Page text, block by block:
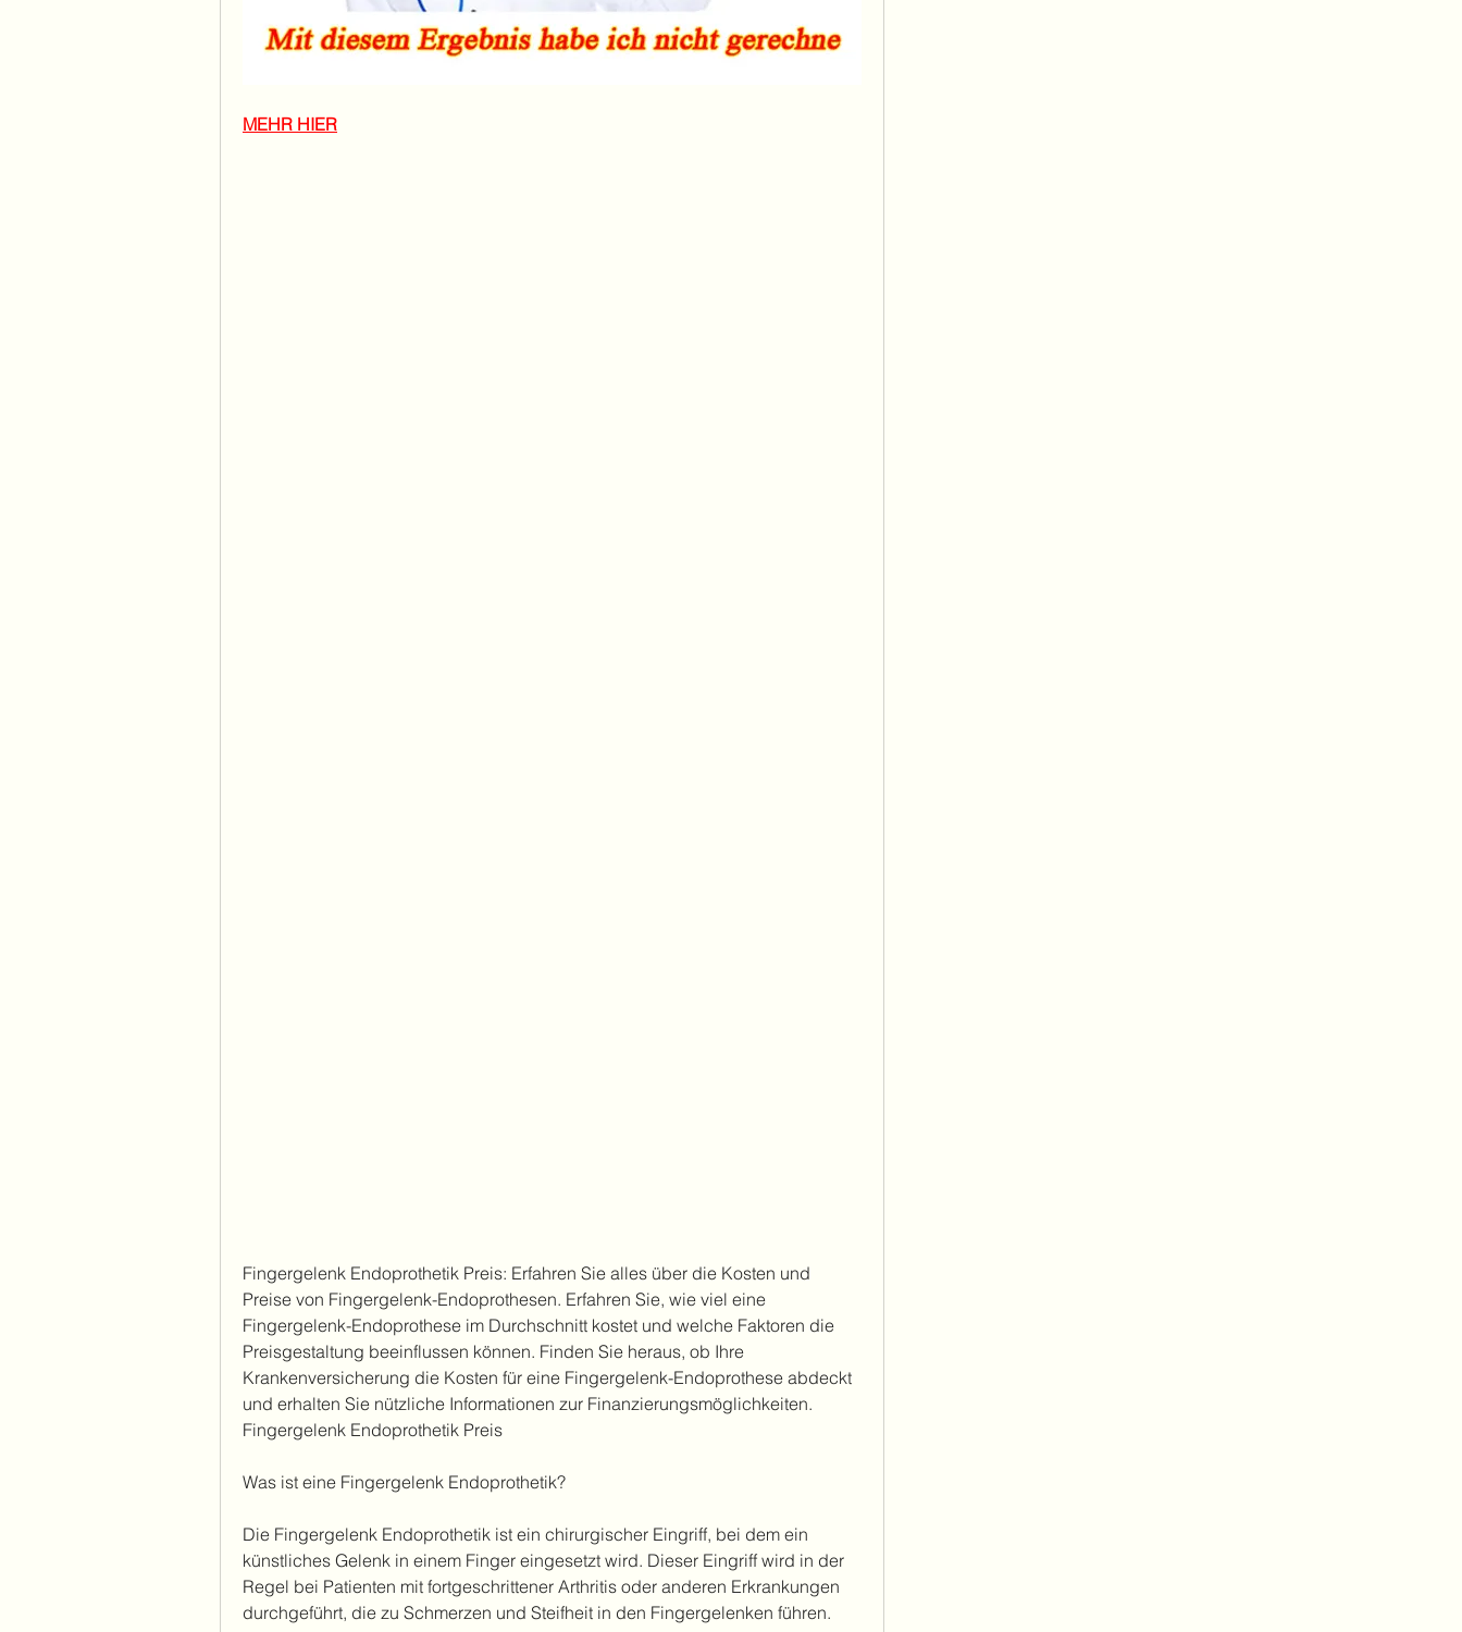
MEHR HIER
Fingergelenk Endoprothetik Preis: Erfahren Sie alles über die Kosten und
Preise von Fingergelenk-Endoprothesen. Erfahren Sie, wie viel eine
Fingergelenk-Endoprothese im Durchschnitt kostet und welche Faktoren die
Preisgestaltung beeinflussen können. Finden Sie heraus, ob Ihre
Krankenversicherung die Kosten für eine Fingergelenk-Endoprothese abdeckt
und erhalten Sie nützliche Informationen zur Finanzierungsmöglichkeiten.
Fingergelenk Endoprothetik Preis
Was ist eine Fingergelenk Endoprothetik?
Die Fingergelenk Endoprothetik ist ein chirurgischer Eingriff, bei dem ein
künstliches Gelenk in einem Finger eingesetzt wird. Dieser Eingriff wird in der
Regel bei Patienten mit fortgeschrittener Arthritis oder anderen Erkrankungen
durchgeführt, die zu Schmerzen und Steifheit in den Fingergelenken führen.